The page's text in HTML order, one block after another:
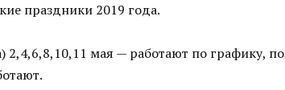
праздники 2019 года.
2,4,6,8,10,11 мая — работают по графику,